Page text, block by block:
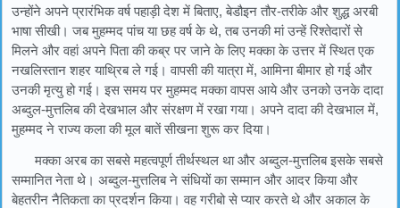
उन्होंने अपने प्रारंभिक वर्ष पहाड़ी देश में बिताए, बेडौइन तौर-तरीके और शुद्ध अरबी
भाषा सीखी। जब मुहम्मद पांच या छह वर्ष के थे, तब उनकी मां उन्हें रिश्तेदारों से
मिलने और वहां अपने पिता की कब्र पर जाने के लिए मक्का के उत्तर में स्थित एक
नखलिस्तान शहर याथ्रिब ले गई। वापसी की यात्रा में, आमिना बीमार हो गई और
उनकी मृत्यु हो गई। इस समय पर मुहम्मद मक्का वापस आये और उनको उनके दादा
अब्दुल-मुत्तलिब की देखभाल और संरक्षण में रखा गया। अपने दादा की देखभाल में,
मुहम्मद ने राज्य कला की मूल बातें सीखना शुरू कर दिया।
मक्का अरब का सबसे महत्वपूर्ण तीर्थस्थल था और अब्दुल-मुत्तलिब इसके सबसे
सम्मानित नेता थे। अब्दुल-मुत्तलिब ने संधियों का सम्मान और आदर किया और
बेहतरीन नैतिकता का प्रदर्शन किया। वह गरीबो से प्यार करते थे और अकाल के